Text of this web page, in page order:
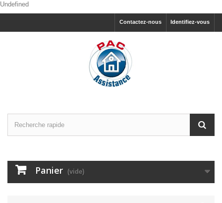
Undefined
Identifiez-vous
Contactez-nous
Panier (vide)